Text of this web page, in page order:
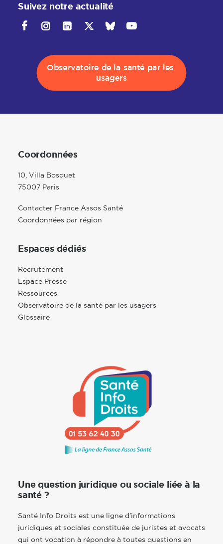
Suivez notre actualité
Observatoire de la santé par les
usagers
Coordonnées
10, Villa Bosquet
75007 Paris
Contacter France Assos Santé
Coordonnées par région
Espaces dédiés
Recrutement
Espace Presse
Ressources
Observatoire de la santé par les usagers
Glossaire
Une question juridique ou sociale liée à la
santé ?
Santé Info Droits est une ligne d’informations
juridiques et sociales constituée de juristes et avocats
qui ont vocation à répondre à toutes questions en